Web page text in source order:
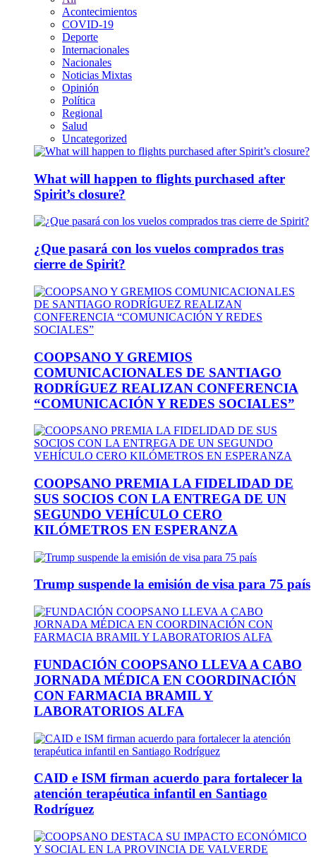
Acontecimientos
COVID-19
Deporte
Internacionales
Nacionales
Noticias Mixtas
Opinión
Política
Regional
Salud
Uncategorized
What will happen to flights purchased after
Spirit’s closure?
¿Que pasará con los vuelos comprados tras
cierre de Spirit?
COOPSANO Y GREMIOS
COMUNICACIONALES DE SANTIAGO
RODRÍGUEZ REALIZAN CONFERENCIA
“COMUNICACIÓN Y REDES SOCIALES”
COOPSANO PREMIA LA FIDELIDAD DE
SUS SOCIOS CON LA ENTREGA DE UN
SEGUNDO VEHÍCULO CERO
KILÓMETROS EN ESPERANZA
Trump suspende la emisión de visa para 75 país
FUNDACIÓN COOPSANO LLEVA A CABO
JORNADA MÉDICA EN COORDINACIÓN
CON FARMACIA BRAMIL Y
LABORATORIOS ALFA
CAID e ISM firman acuerdo para fortalecer la
atención terapéutica infantil en Santiago
Rodríguez